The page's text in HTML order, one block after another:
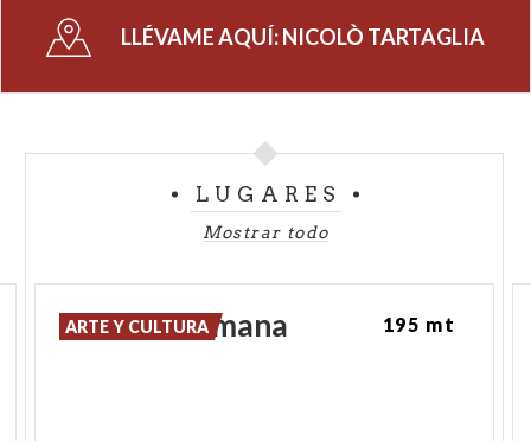
Calchèra Scultore Luigi Contratti 1918 Pietra di
Botticino
LLÉVAME AQUÍ:NICOLÒ TARTAGLIA
LUGARES
Mostrar todo
BasilicaRomana
ARTE Y CULTURA 195 mt